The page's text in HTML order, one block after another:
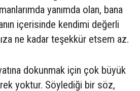
yanımda olan, bana
içerisinde kendimi değerli
ne kadar teşekkür etsem az.
dokunmak için çok büyük
yoktur. Söylediği bir söz,